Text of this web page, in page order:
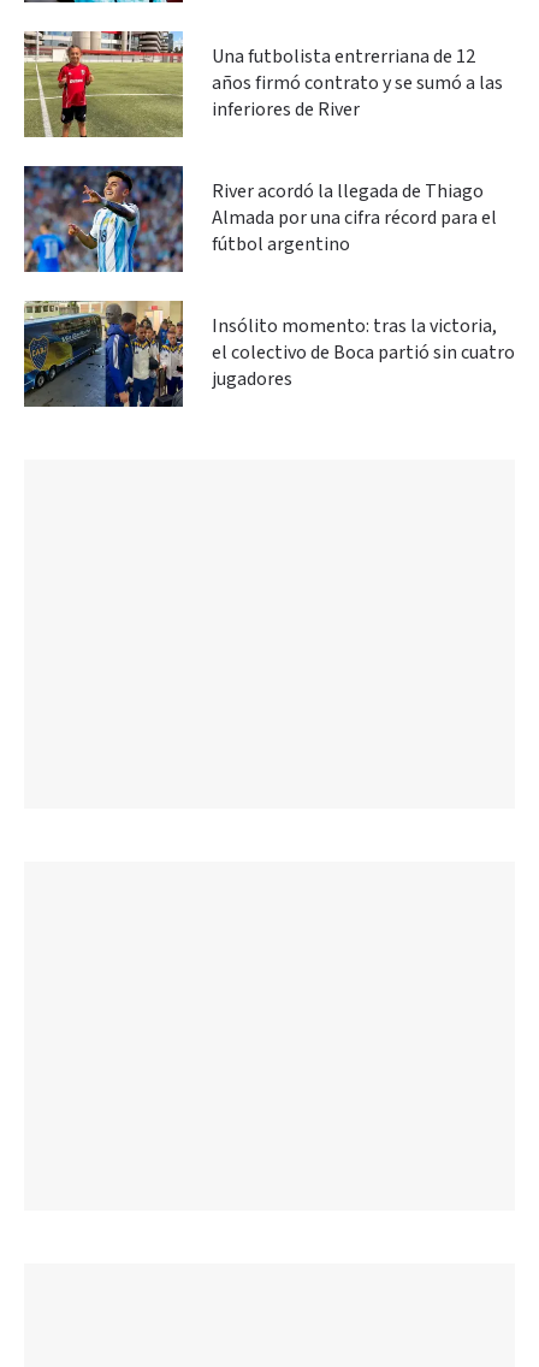
Una futbolista entrerriana de 12
años firmó contrato y se sumó a las
inferiores de River
River acordó la llegada de Thiago
Almada por una cifra récord para el
fútbol argentino
Insólito momento: tras la victoria,
el colectivo de Boca partió sin cuatro
jugadores